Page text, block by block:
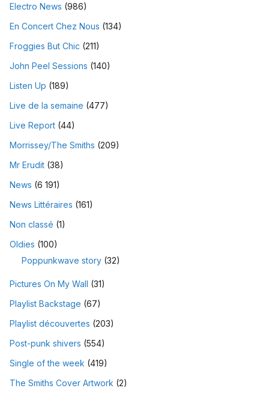
Electro News (986)
En Concert Chez Nous (134)
Froggies But Chic (211)
John Peel Sessions (140)
Listen Up (189)
Live de la semaine (477)
Live Report (44)
Morrissey/The Smiths (209)
Mr Erudit (38)
News (6 191)
News Littéraires (161)
Non classé (1)
Oldies (100)
Poppunkwave story (32)
Pictures On My Wall (31)
Playlist Backstage (67)
Playlist découvertes (203)
Post-punk shivers (554)
Single of the week (419)
The Smiths Cover Artwork (2)